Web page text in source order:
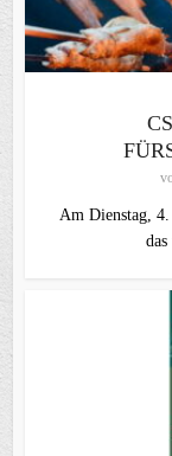
Am Dienstag,